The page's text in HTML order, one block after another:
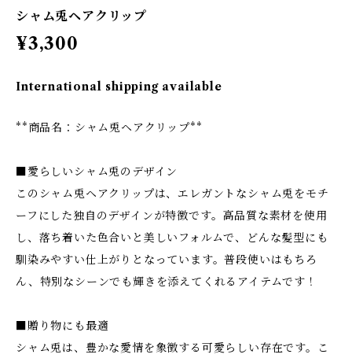
シャム兎ヘアクリップ
¥3,300
International shipping available
**商品名：シャム兎ヘアクリップ**
■愛らしいシャム兎のデザイン
このシャム兎ヘアクリップは、エレガントなシャム兎をモチ
ーフにした独自のデザインが特徴です。高品質な素材を使用
し、落ち着いた色合いと美しいフォルムで、どんな髪型にも
馴染みやすい仕上がりとなっています。普段使いはもちろ
ん、特別なシーンでも輝きを添えてくれるアイテムです！
■贈り物にも最適
シャム兎は、豊かな愛情を象徴する可愛らしい存在です。こ